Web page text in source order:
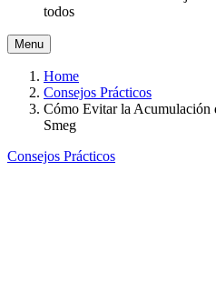
todos
Menu
Home
Consejos Prácticos
Cómo Evitar la Acumulación
Smeg
Consejos Prácticos